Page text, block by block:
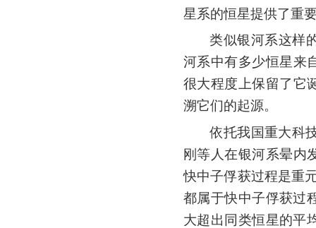
星系的恒星提供了重
类似银河系这样
河系中有多少恒星来
很大程度上保留了它
溯它们的起源。
依托我国重大科
刚等人在银河系晕内
快中子俘获过程是重
都属于快中子俘获过
大超出同类恒星的平